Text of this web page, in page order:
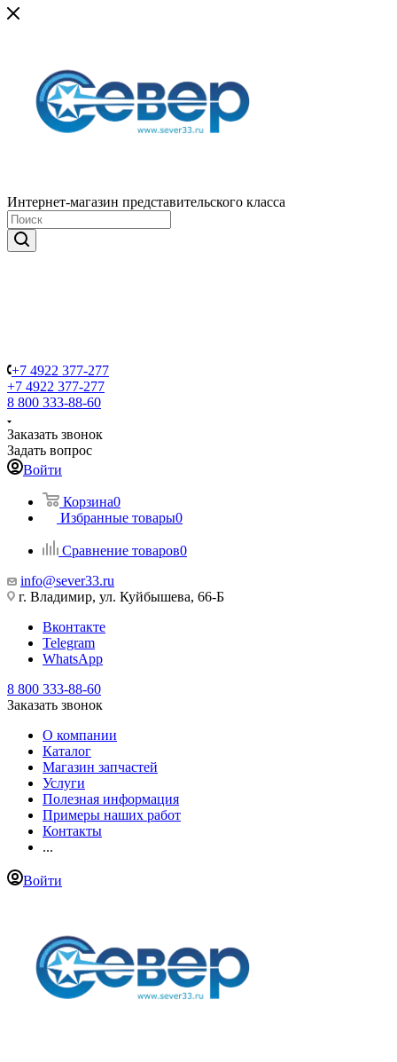
Интернет-магазин представительского класса
+7 4922 377-277
+7 4922 377-277
8 800 333-88-60
Заказать звонок
Задать вопрос
Войти
Корзина0
Избранные товары0
Сравнение товаров0
info@sever33.ru
г. Владимир, ул. Куйбышева, 66-Б
Вконтакте
Telegram
WhatsApp
8 800 333-88-60
Заказать звонок
О компании
Каталог
Магазин запчастей
Услуги
Полезная информация
Примеры наших работ
Контакты
...
Войти